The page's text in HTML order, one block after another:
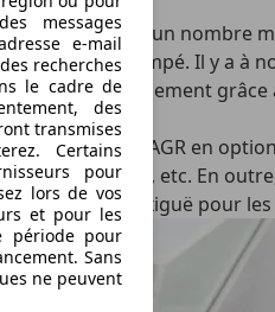
de bord avec un nombre
peu estompé. Il y a à
Certainement
des sièges AGR en
suffisant, etc. En
être un peu exiguë pour
messages
e-mail
recherches
le cadre de
des
transmises
Certains
pour
lors de vos
et pour les
période pour
Sans
ne peuvent